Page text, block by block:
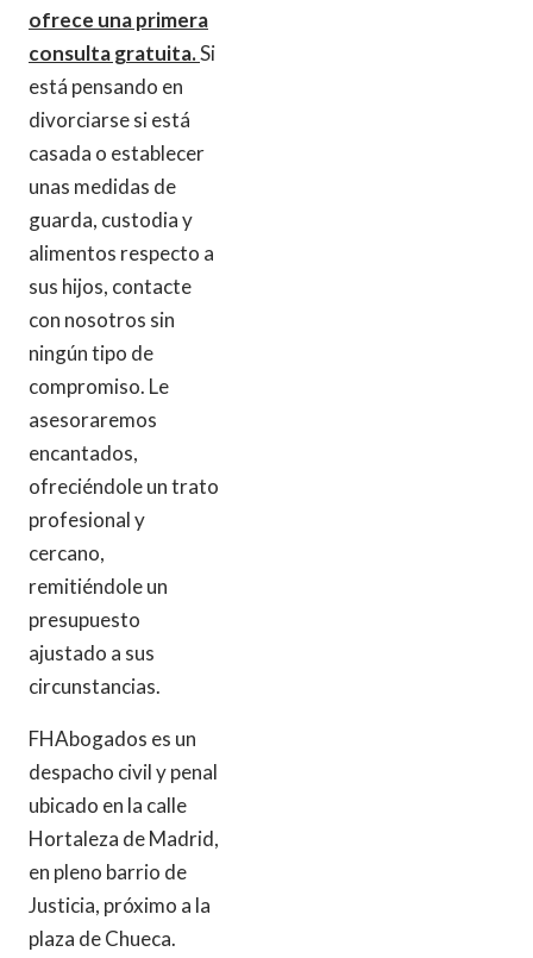
ofrece una primera
consulta gratuita.Si
está pensando en
divorciarse si está
casada o establecer
unas medidas de
guarda, custodia y
alimentos respecto a
sus hijos, contacte
con nosotros sin
ningún tipo de
compromiso. Le
asesoraremos
encantados,
ofreciéndole un trato
profesional y
cercano,
remitiéndole un
presupuesto
ajustado a sus
circunstancias.
FHAbogados es un
despacho civil y penal
ubicado en la calle
Hortaleza de Madrid,
en pleno barrio de
Justicia, próximo a la
plaza de Chueca.